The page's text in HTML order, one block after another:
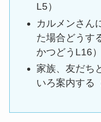
L5）
カルメンさん
た場合どうす
かつどうL16）
家族、友だち
いろ案内する